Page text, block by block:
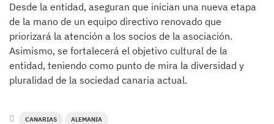
Desde la entidad, aseguran que inician una nueva etapa
de la mano de un equipo directivo renovado que
priorizará la atención a los socios de la asociación.
Asimismo, se fortalecerá el objetivo cultural de la
entidad, teniendo como punto de mira la diversidad y
pluralidad de la sociedad canaria actual.
CANARIAS ALEMANIA